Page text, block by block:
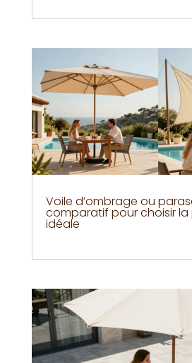
Voile d’ombrage ou
comparatif pour choisir
idéale